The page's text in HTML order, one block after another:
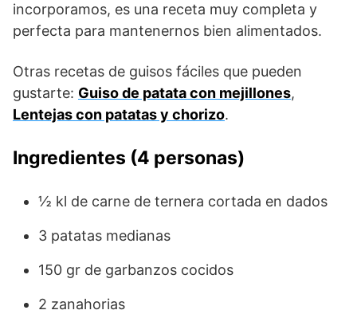
incorporamos, es una receta muy completa y
perfecta para mantenernos bien alimentados.
Otras recetas de guisos fáciles que pueden
gustarte: Guiso de patata con mejillones,
Lentejas con patatas y chorizo.
Ingredientes (4 personas)
½ kl de carne de ternera cortada en dados
3 patatas medianas
150 gr de garbanzos cocidos
2 zanahorias